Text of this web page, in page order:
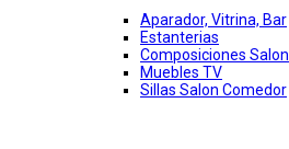
Aparador, Vitrina, Bar
Estanterias
Composiciones Salon
Muebles TV
Sillas Salon Comedor